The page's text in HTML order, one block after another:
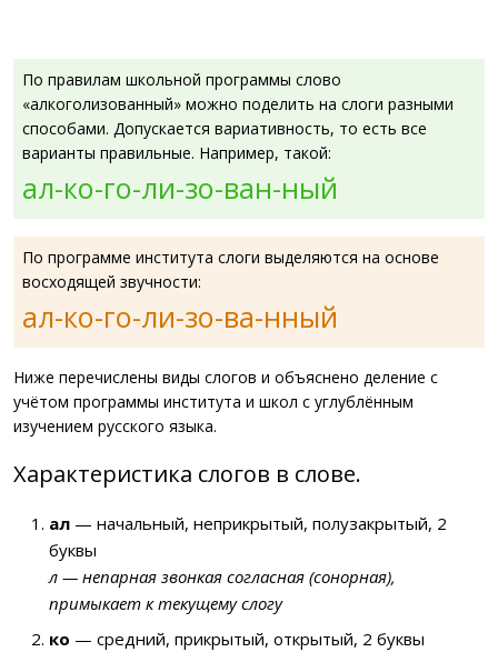
По правилам школьной программы слово
«алкоголизованный» можно поделить на слоги разными
способами. Допускается вариативность, то есть все
варианты правильные. Например, такой:
ал-ко-го-ли-зо-ван-ный
По программе института слоги выделяются на основе
восходящей звучности:
ал-ко-го-ли-зо-ва-нный
Ниже перечислены виды слогов и объяснено деление с
учётом программы института и школ с углублённым
изучением русского языка.
Характеристика слогов в слове.
ал — начальный, неприкрытый, полузакрытый, 2
буквы
л — непарная звонкая согласная (сонорная),
примыкает к текущему слогу
ко — средний, прикрытый, открытый, 2 буквы